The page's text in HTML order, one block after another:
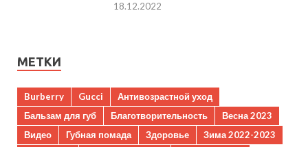
18.12.2022
МЕТКИ
Burberry Gucci
Антивозрастной уход
Бальзам для губ
Благотворительность
Весна 2023
Видео
Губная помада Здоровье
Зима 2022-2023